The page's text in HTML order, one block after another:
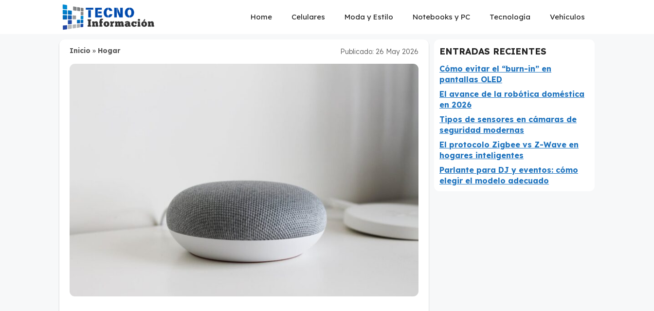
Home Celulares Moda y Estilo Notebooks y PC Tecnología Vehículos
Inicio » Hogar Publicado: 26 May 2026 ENTRADAS RECIENTES
Cómo evitar el “burn-in” en
pantallas OLED
El avance de la robótica doméstica
en 2026
Tipos de sensores en cámaras de
seguridad modernas
El protocolo Zigbee vs Z-Wave en
hogares inteligentes
Parlante para DJ y eventos: cómo
elegir el modelo adecuado